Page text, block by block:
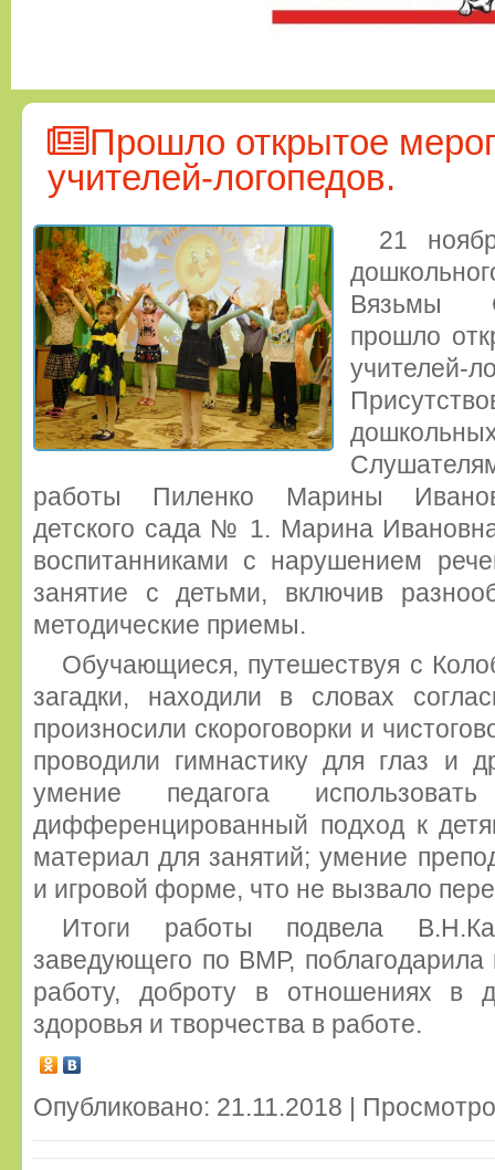
Прошло открытое
учителей-логопедов.
21
Вязьмы
прошло
учителей-
работы Пиленко Марины
детского сада № 1. Марина
воспитанниками с нарушением
занятие с детьми, включив
методические приемы.
Обучающиеся, путешествуя с
загадки, находили в словах
произносили скороговорки и
проводили гимнастику для глаз и
умение педагога
дифференцированный подход к
материал для занятий; умение
и игровой форме, что не вызвало
Итоги работы подвела
заведующего по ВМР, поблагодарила
работу, доброту в отношениях в
здоровья и творчества в работе.
Опубликовано: 21.11.2018 |